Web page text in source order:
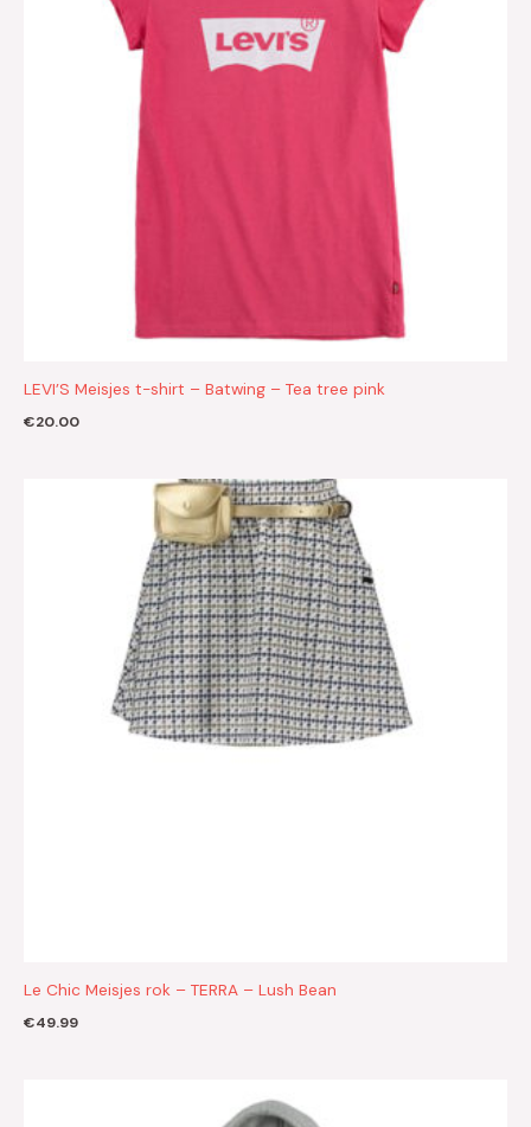
LEVI’S Meisjes t-shirt – Batwing – Tea tree pink
€20.00
Le Chic Meisjes rok – TERRA – Lush Bean
€49.99